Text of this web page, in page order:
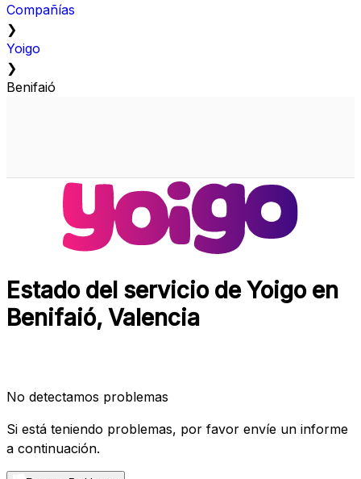
Compañías
❯
Yoigo
❯
Benifaió
Estado del servicio de Yoigo en
Benifaió, Valencia
No detectamos problemas
Si está teniendo problemas, por favor envíe un informe
a continuación.